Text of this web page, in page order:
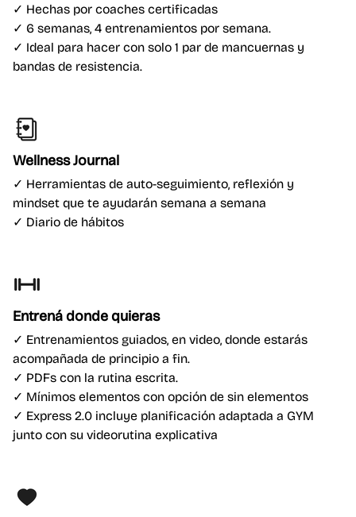
✓ Hechas por coaches certificadas
✓ 6 semanas, 4 entrenamientos por semana.
✓ Ideal para hacer con solo 1 par de mancuernas y
bandas de resistencia.
Wellness Journal
✓ Herramientas de auto-seguimiento, reflexión y
mindset que te ayudarán semana a semana
✓ Diario de hábitos
Entrená donde quieras
✓ Entrenamientos guiados, en video, donde estarás
acompañada de principio a fin.
✓ PDFs con la rutina escrita.
✓ Mínimos elementos con opción de sin elementos
✓ Express 2.0 incluye planificación adaptada a GYM
junto con su videorutina explicativa